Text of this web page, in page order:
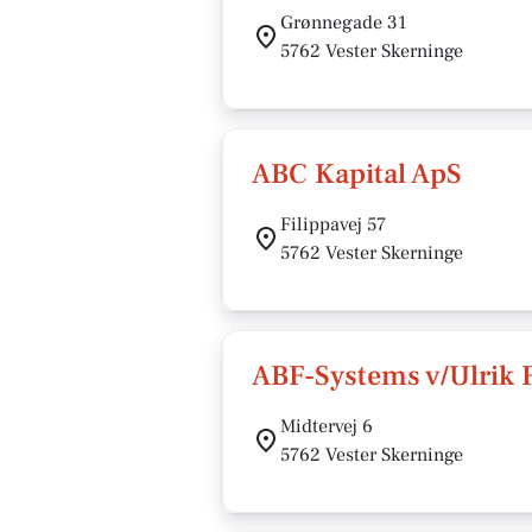
Grønnegade 31
5762 Vester Skerninge
ABC Kapital ApS
Filippavej 57
5762 Vester Skerninge
ABF-Systems v/Ulrik
Midtervej 6
5762 Vester Skerninge